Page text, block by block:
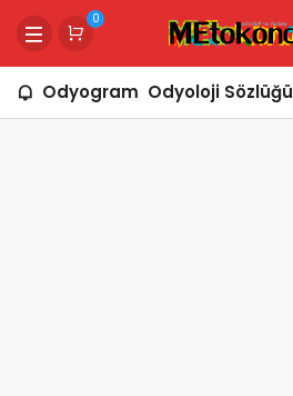
0
Odyogram Odyoloji Sözlüğü